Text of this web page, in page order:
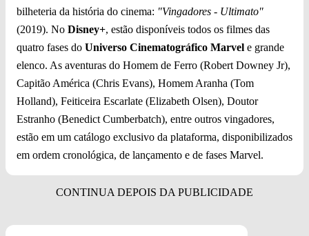
bilheteria da história do cinema: "Vingadores - Ultimato"
(2019). No Disney+, estão disponíveis todos os filmes das
quatro fases do Universo Cinematográfico Marvel e grande
elenco. As aventuras do Homem de Ferro (Robert Downey Jr),
Capitão América (Chris Evans), Homem Aranha (Tom
Holland), Feiticeira Escarlate (Elizabeth Olsen), Doutor
Estranho (Benedict Cumberbatch), entre outros vingadores,
estão em um catálogo exclusivo da plataforma, disponibilizados
em ordem cronológica, de lançamento e de fases Marvel.